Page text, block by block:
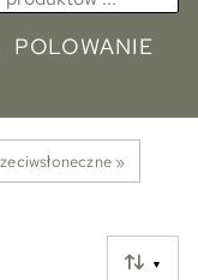
POLOWANIE
‪»
▼